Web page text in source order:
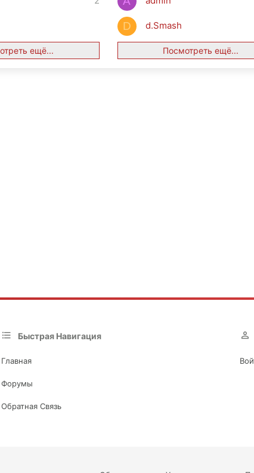
ещё...
D d.Smash
Посмотреть ещё...
Быстрая Навигация
Главная
Форумы
Обратная Связь